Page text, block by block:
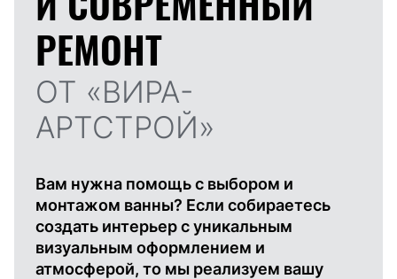
РЕМОНТ
ОТ «ВИРА-
АРТСТРОЙ»
Вам нужна помощь с выбором и
монтажом ванны? Если собираетесь
создать интерьер с уникальным
визуальным оформлением и
атмосферой, то мы реализуем вашу